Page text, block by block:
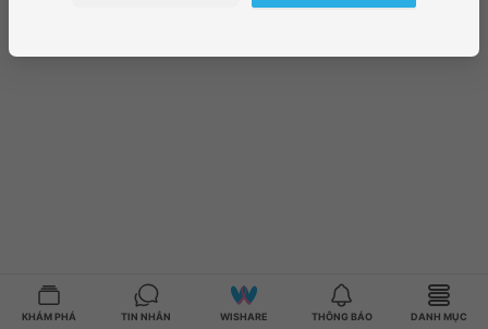
KHÁM PHÁ TIN NHẮN WISHARE THÔNG BÁO DANH MỤC